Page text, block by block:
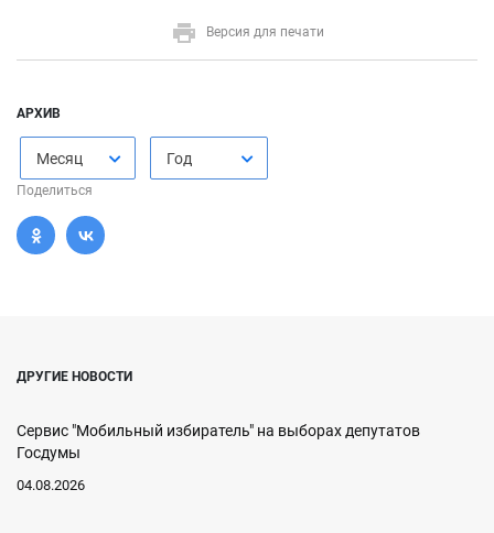
Версия для печати
АРХИВ
Месяц Год
Поделиться
ДРУГИЕ НОВОСТИ
Сервис "Мобильный избиратель" на выборах депутатов
Госдумы
04.08.2026